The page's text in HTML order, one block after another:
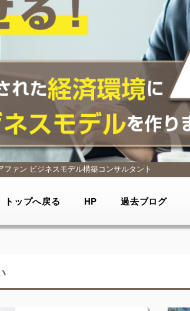
ファン ビジネスモデル構築コンサルタント
トップへ戻る HP 過去ブログ